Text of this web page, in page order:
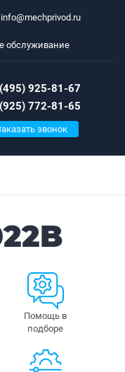
info@mechprivod.ru
обслуживание
925-81-67
772-81-65
звонок
Помощь в
подборе